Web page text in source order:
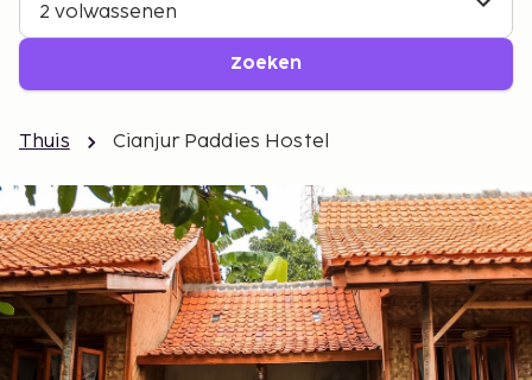
2 volwassenen
Zoeken
Thuis Cianjur Paddies Hostel